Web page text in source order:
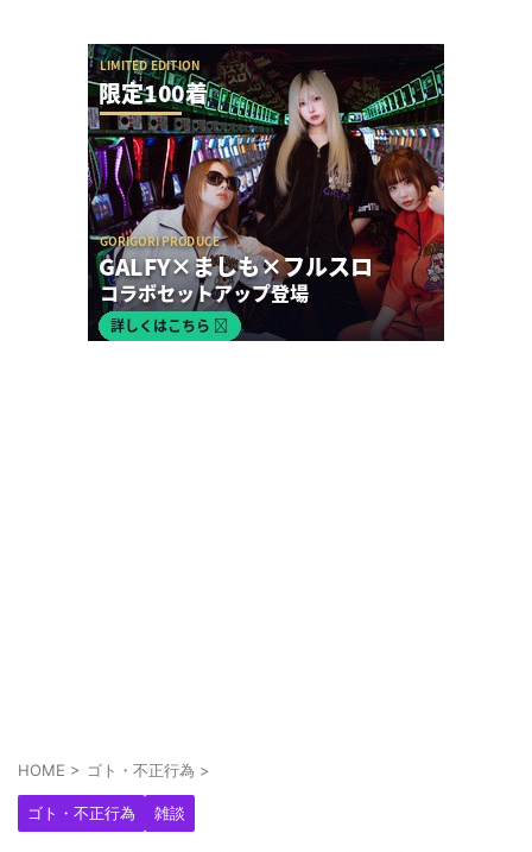
【新台】京楽「L SAO オルタナティブ ガンゲイル
オンライン」業界人は高評価だが、上位A...
HOME > ゴト・不正行為 >
ゴト・不正行為 雑談